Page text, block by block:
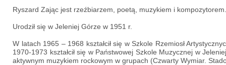
Ryszard Zając jest rzeźbiarzem, poetą, muzykiem i kompozytorem.
Urodził się w Jeleniej Górze w 1951 r.
W latach 1965 – 1968 kształcił się w Szkole Rzemiosł
1970-1973 kształcił się w Państwowej Szkole Muzycznej w
aktywnym muzykiem rockowym w grupach (Czwarty Wymiar.